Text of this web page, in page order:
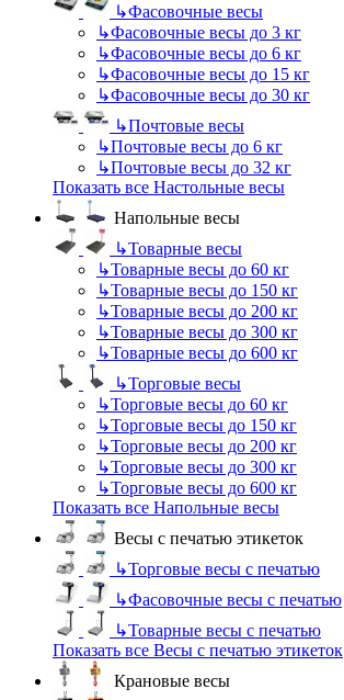
↳Фасовочные весы
↳Фасовочные весы до 3 кг
↳Фасовочные весы до 6 кг
↳Фасовочные весы до 15 кг
↳Фасовочные весы до 30 кг
↳Почтовые весы
↳Почтовые весы до 6 кг
↳Почтовые весы до 32 кг
Показать все Настольные весы
Напольные весы
↳Товарные весы
↳Товарные весы до 60 кг
↳Товарные весы до 150 кг
↳Товарные весы до 200 кг
↳Товарные весы до 300 кг
↳Товарные весы до 600 кг
↳Торговые весы
↳Торговые весы до 60 кг
↳Торговые весы до 150 кг
↳Торговые весы до 200 кг
↳Торговые весы до 300 кг
↳Торговые весы до 600 кг
Показать все Напольные весы
Весы с печатью этикеток
↳Торговые весы с печатью
↳Фасовочные весы с печатью
↳Товарные весы с печатью
Показать все Весы с печатью этикеток
Крановые весы